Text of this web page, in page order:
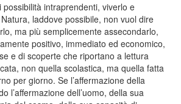
possibilità intraprendenti, viverlo e
laddove possibile, non vuol dire
ma più semplicemente assecondarlo,
positivo, immediato ed economico,
e di scoperte che riportano a lettura
non quella scolastica, ma quella fatta
per giorno. Se l’affermazione della
l’affermazione dell’uomo, della sua